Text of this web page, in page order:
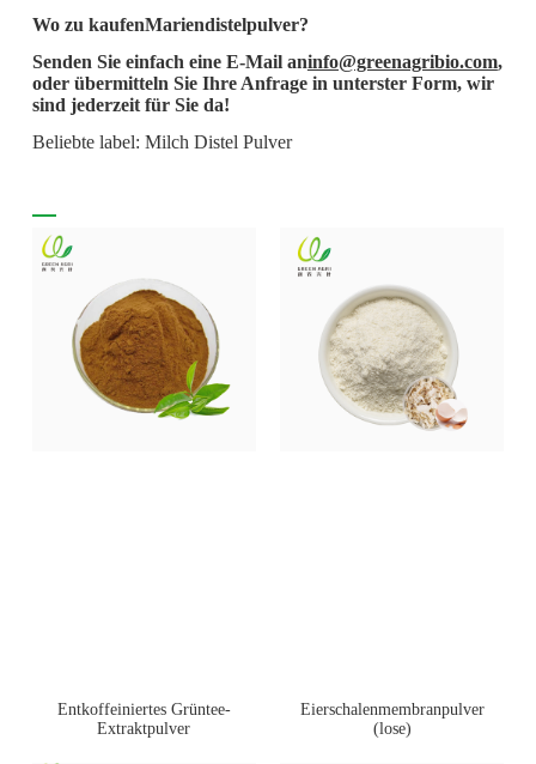
Wo zu kaufenMariendistelpulver?
Senden Sie einfach eine E-Mail aninfo@greenagribio.com,
oder übermitteln Sie Ihre Anfrage in unterster Form, wir
sind jederzeit für Sie da!
Beliebte label: Milch Distel Pulver
Entkoffeiniertes Grüntee-
Extraktpulver
Eierschalenmembranpulver
(lose)